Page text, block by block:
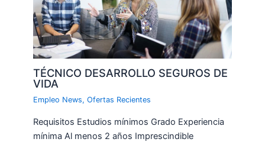
TÉCNICO DESARROLLO SEGUROS DE
VIDA
Empleo News,Ofertas Recientes
Requisitos Estudios mínimos Grado Experiencia
mínima Al menos 2 años Imprescindible